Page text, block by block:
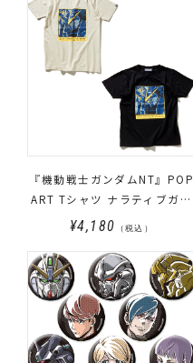
『機動戦士ガンダムNT』POP
ART Tシャツ ナラティブガン
ダム
¥4,180 （税込）